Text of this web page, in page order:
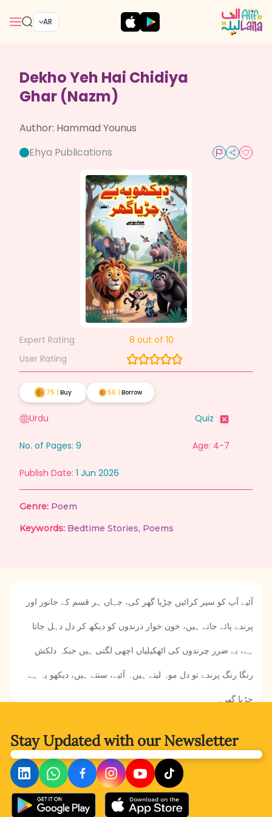
AR
Dekho Yeh Hai Chidiya
Ghar (Nazm)
Author: Hammad Younus
Ehya Publications
Expert Rating 8 out of 10
User Rating
75 Buy 50 Borrow
Urdu Quiz
No. of Pages: 9 Age: 4-7
Publish Date: 1 Jun 2026
Genre: Poem
Keywords: Bedtime Stories, Poems
آئیے آپ کو سیر کرائیں چڑیا گھر کی، جہاں ہر قسم کے جانور اور
پرندے پائے جاتے ہیں، خون خوار درندوں کو دیکھ کر دل دہل جاتا
ہے، بے ضرر چرندوں کی اٹھکیلیاں اچھی لگتی ہیں جبکہ دلکش
رنگا رنگ پرندے تو دل موہ لیتے ہیں۔ آئیے، سنتے ہیں، دیکھو یہ ہے
چڑیا گھر۔
Stay Updated withour Newsletter